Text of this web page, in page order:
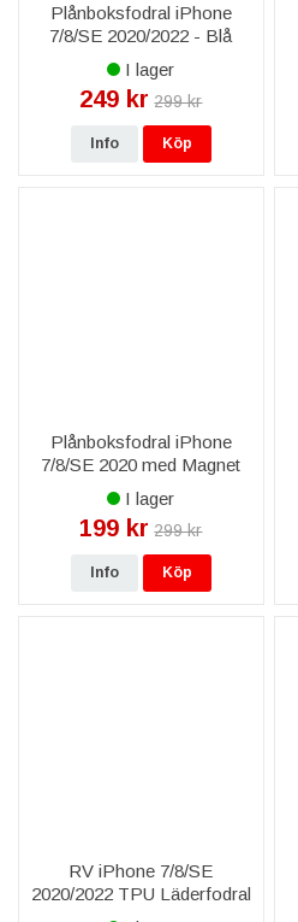
Plånboksfodral iPhone
7/8/SE 2020/2022 - Blå
I lager
249 kr 299 kr
Info Köp
Plånboksfodral iPhone
7/8/SE 2020 med Magnet
RV - Mörklila
I lager
199 kr 299 kr
Info Köp
RV iPhone 7/8/SE
2020/2022 TPU Läderfodral
med Ställ - Svart